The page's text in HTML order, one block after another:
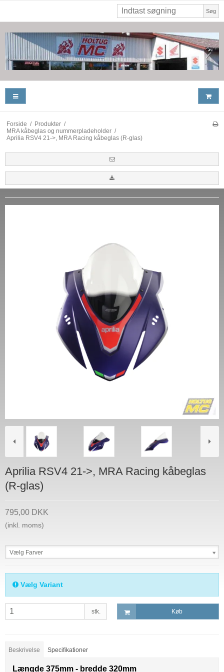
Søg
Forside / Produkter /
MRA kåbeglas og nummerpladeholder /
Aprilia RSV4 21->, MRA Racing kåbeglas (R-glas)
Aprilia RSV4 21->, MRA Racing kåbeglas
(R-glas)
795,00 DKK
(inkl. moms)
Vælg Farver
Vælg Variant
stk. Køb
Beskrivelse Specifikationer
Længde 375mm - bredde 320mm